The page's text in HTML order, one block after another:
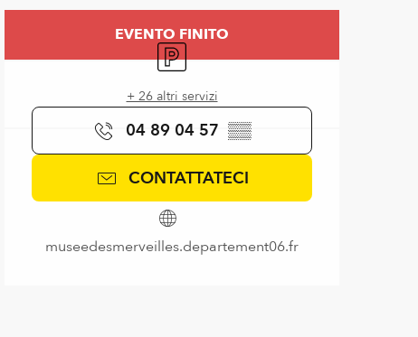
Orari e contatti
EVENTO FINITO
Parcheggio
+ 26 altri servizi
04 89 04 57 ▒▒
CONTATTATECI
museedesmerveilles.departement06.fr